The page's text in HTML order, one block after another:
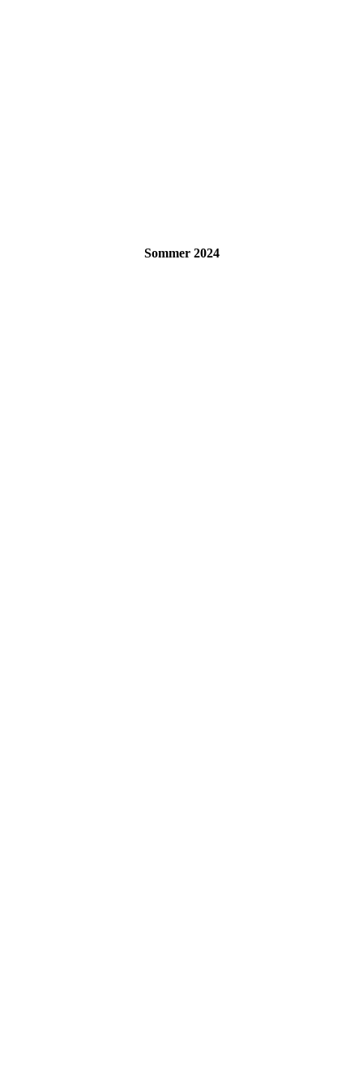
Sommer 2024